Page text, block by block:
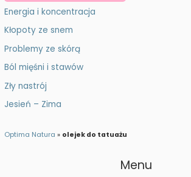
Optima Natura » olejek do tatuażu
Energia i koncentracja
Kłopoty ze snem
Problemy ze skórą
Ból mięśni i stawów
Zły nastrój
Jesień – Zima
wzór
wyglądał
świeżo?
Menu